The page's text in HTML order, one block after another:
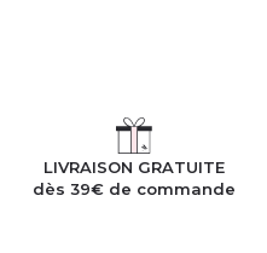
LIVRAISON GRATUITE
dès 39€ de commande